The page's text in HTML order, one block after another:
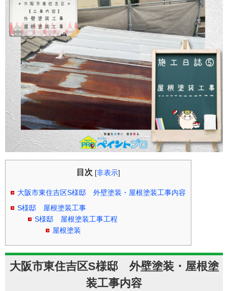
目次 [非表示]
大阪市東住吉区S様邸 外壁塗装・屋根塗装工事内容
S様邸 屋根塗装工事
S様邸 屋根塗装工事工程
屋根塗装
大阪市東住吉区S様邸 外壁塗装・屋根塗
装工事内容